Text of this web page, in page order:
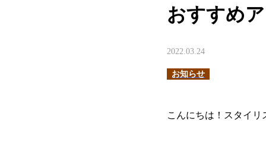
おすすめ
2022.03.24
お知らせ
こんにちは！スタイリ